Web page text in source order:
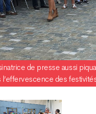
de presse aussi
l’effervescence des